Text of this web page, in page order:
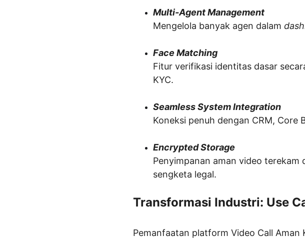
Multi-Agent Management
Mengelola banyak agen dalam
Face Matching
Fitur verifikasi identitas dasar
KYC.
Seamless System Integration
Koneksi penuh dengan CRM, Core
Encrypted Storage
Penyimpanan aman video terekam
sengketa legal.
Transformasi Industri: Use
Pemanfaatan platform Video Call Aman